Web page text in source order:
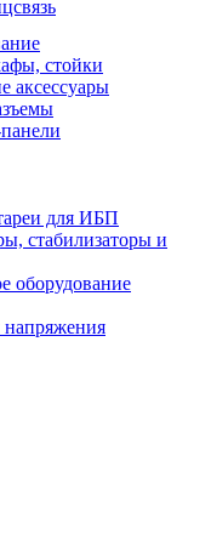
стойки
аксессуары
для ИБП
стабилизаторы и
оборудование
напряжения